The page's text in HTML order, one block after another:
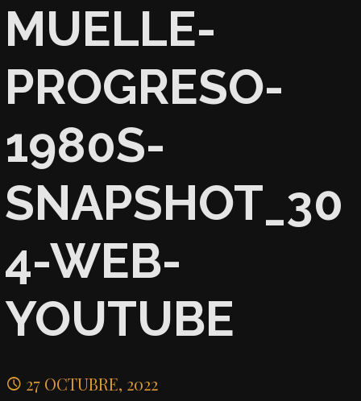
MUELLE-
PROGRESO-
1980S-
SNAPSHOT_30
4-WEB-
YOUTUBE
27 OCTUBRE, 2022